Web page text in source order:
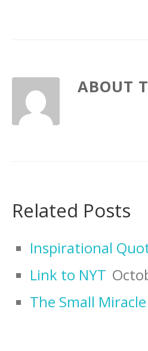
ABOUT
Related Posts
Inspirational
Link to NYT
The Small Miracle